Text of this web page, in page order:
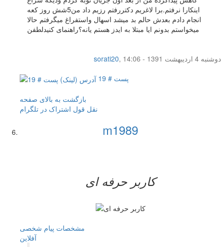
اینکارا نرفتم.برا لاغریم دکتررفتم رزیم داد من5شش روز کعه
انجام دادم بعدش حالم بد میشد اسهال واستفراغ میگرفتم حالا
میخواستم بدونم ایا مبتلا به ایدز هستم یانه؟راهنمای کنیدلطفن
sorati20,
دوشنبه 4 اردیبهشت 1391 - 14:06
پست # 19
بازگشت به بالای صفحه
نقل قول اشتراک در تلگرام
m1989
کاربر حرفه ای
مشخصات پیام شخصی
آفلاين